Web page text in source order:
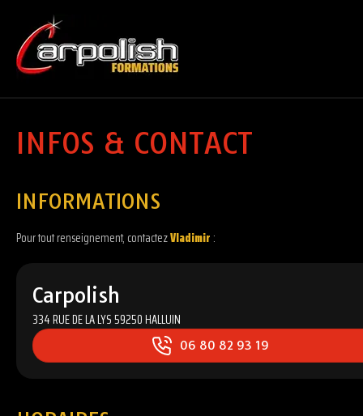
INFOS & CONTACT
INFORMATIONS
Pour tout renseignement, contactezVladimir :
Carpolish
334 RUE DE LA LYS59250HALLUIN
06 80 82 93 19